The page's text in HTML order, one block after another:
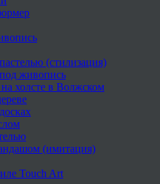
(стилизация)
живопись
холсте в Волжском
(имитация)
Touch Art